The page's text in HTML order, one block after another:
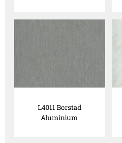
L4011 Borstad
Aluminium